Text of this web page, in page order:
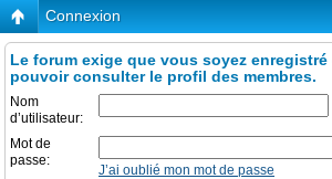
Connexion
Le forum exige que vous soyez
pouvoir consulter le profil des membres.
Nom
d’utilisateur:
Mot de
passe:
J’ai oublié mon mot de passe